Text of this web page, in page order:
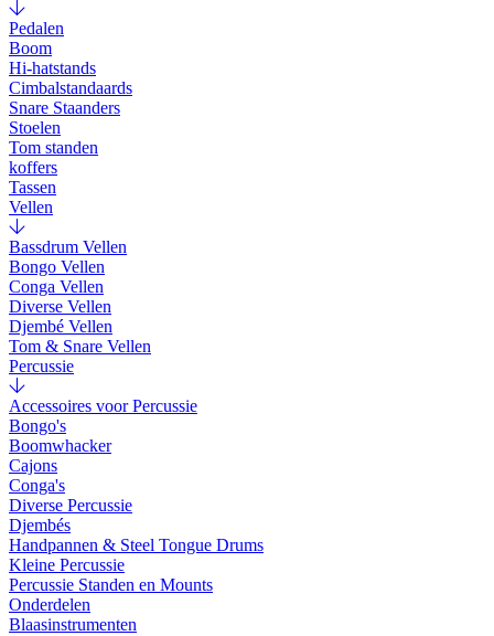
Pedalen
Boom
Hi-hatstands
Cimbalstandaards
Snare Staanders
Stoelen
Tom standen
koffers
Tassen
Vellen
Bassdrum Vellen
Bongo Vellen
Conga Vellen
Diverse Vellen
Djembé Vellen
Tom & Snare Vellen
Percussie
Accessoires voor Percussie
Bongo's
Boomwhacker
Cajons
Conga's
Diverse Percussie
Djembés
Handpannen & Steel Tongue Drums
Kleine Percussie
Percussie Standen en Mounts
Onderdelen
Blaasinstrumenten